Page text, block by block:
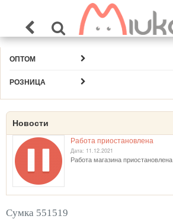
ОПТОМ
РОЗНИЦА
Новости
Работа приостановлена
Дата: 11.12.2021
Работа магазина приостановлена
Сумка 551519